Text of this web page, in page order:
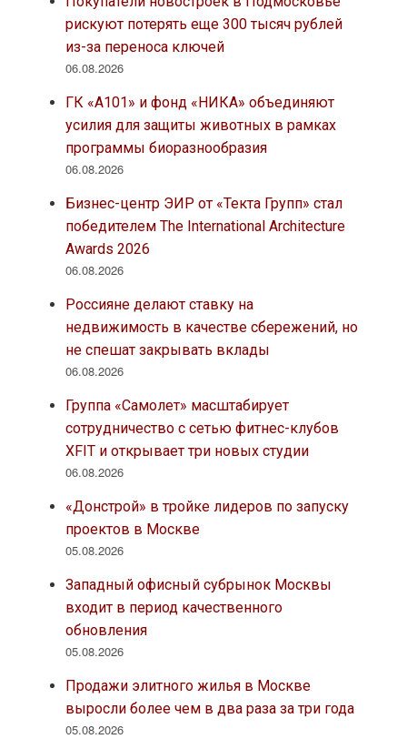
рискуют потерять еще 300 тысяч рублей
из-за переноса ключей
06.08.2026
ГК «А101» и фонд «НИКА» объединяют
усилия для защиты животных в рамках
программы биоразнообразия
06.08.2026
Бизнес-центр ЭИР от «Текта Групп» стал
победителем The International Architecture
Awards 2026
06.08.2026
Россияне делают ставку на
недвижимость в качестве сбережений, но
не спешат закрывать вклады
06.08.2026
Группа «Самолет» масштабирует
сотрудничество с сетью фитнес-клубов
XFIT и открывает три новых студии
06.08.2026
«Донстрой» в тройке лидеров по запуску
проектов в Москве
05.08.2026
Западный офисный субрынок Москвы
входит в период качественного
обновления
05.08.2026
Продажи элитного жилья в Москве
выросли более чем в два раза за три года
05.08.2026